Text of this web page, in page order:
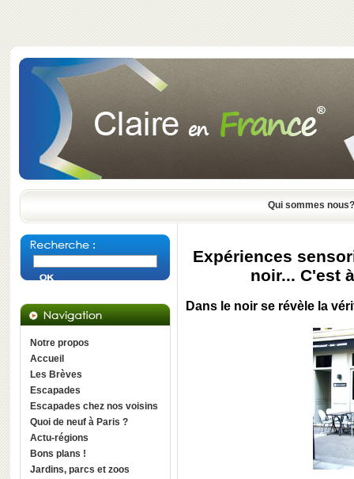
Qui sommes nous?
Notre propos
Accueil
Les Brèves
Escapades
Escapades chez nos voisins
Quoi de neuf à Paris ?
Actu-régions
Bons plans !
Jardins, parcs et zoos
Expériences
noir... C'est
Dans le noir se révèle la